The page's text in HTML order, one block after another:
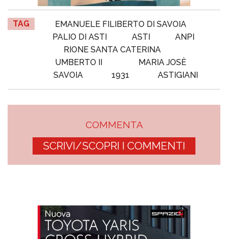
TAG
EMANUELE FILIBERTO DI SAVOIA
PALIO DI ASTI
ASTI
ANPI
RIONE SANTA CATERINA
UMBERTO II
MARIA JOSÈ
SAVOIA
1931 ASTIGIANI
COMMENTA
SCRIVI/SCOPRI I COMMENTI